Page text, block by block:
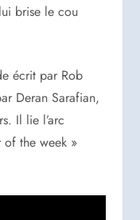
brise le cou
écrit par Rob
Deran Sarafian,
Il lie l’arc
of the week »